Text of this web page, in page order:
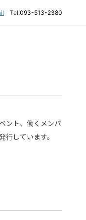
Tel.093-513-2380
ント、働くメンバ
行しています。